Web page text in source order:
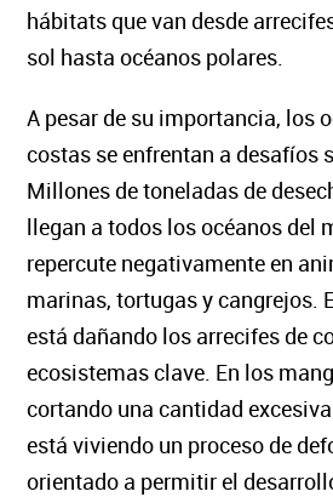
hábitats que van desde
sol hasta océanos polares.
A pesar de su importancia, los
costas se enfrentan a desafíos
Millones de toneladas de
llegan a todos los océanos del
repercute negativamente en
marinas, tortugas y cangrejos.
está dañando los arrecifes de
ecosistemas clave. En los
cortando una cantidad
está viviendo un proceso de
orientado a permitir el